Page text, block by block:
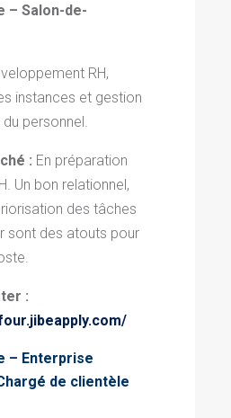
– Salon-de-
RH,
instances et gestion
personnel.
: En préparation
Un bon relationnel,
des tâches
sont des atouts pour
:
– Enterprise
de clientèle